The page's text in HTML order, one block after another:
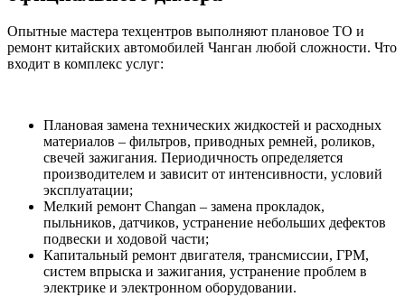
Опытные мастера техцентров выполняют плановое ТО и
ремонт китайских автомобилей Чанган любой сложности. Что
входит в комплекс услуг:
Плановая замена технических жидкостей и расходных
материалов – фильтров, приводных ремней, роликов,
свечей зажигания. Периодичность определяется
производителем и зависит от интенсивности, условий
эксплуатации;
Мелкий ремонт Changan – замена прокладок,
пыльников, датчиков, устранение небольших дефектов
подвески и ходовой части;
Капитальный ремонт двигателя, трансмиссии, ГРМ,
систем впрыска и зажигания, устранение проблем в
электрике и электронном оборудовании.